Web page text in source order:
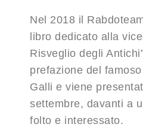
Nel 2018 il
libro dedicato alla
Risveglio degli
prefazione del
Galli e viene
settembre, davanti a
folto e interessato.